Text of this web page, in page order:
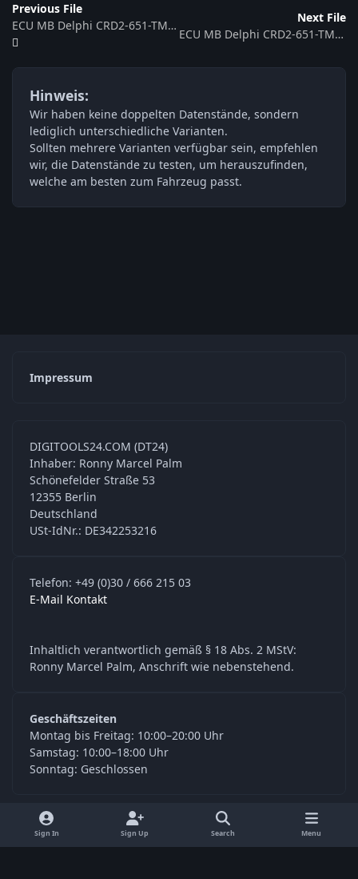
Previous File
ECU MB Delphi CRD2-651-TMAB6D1-639M-100KW-4CSLVNTMY11-EU5OP-EF-DS05-00_ME122501 6519029800
Next File
ECU MB Delphi CRD2-651-TMAB6D1-639A-100KW-4CSLVNT-MY10-E5OP-EF-DS05-00-ME122501 6519020100
Hinweis:
Wir haben keine doppelten Datenstände, sondern
lediglich unterschiedliche Varianten.
Sollten mehrere Varianten verfügbar sein, empfehlen
wir, die Datenstände zu testen, um herauszufinden,
welche am besten zum Fahrzeug passt.
Impressum
DIGITOOLS24.COM (DT24)
Inhaber: Ronny Marcel Palm
Schönefelder Straße 53
12355 Berlin
Deutschland
USt-IdNr.: DE342253216
Telefon: +49 (0)30 / 666 215 03
E-Mail Kontakt
Inhaltlich verantwortlich gemäß § 18 Abs. 2 MStV:
Ronny Marcel Palm, Anschrift wie nebenstehend.
Geschäftszeiten
Montag bis Freitag: 10:00–20:00 Uhr
Samstag: 10:00–18:00 Uhr
Sonntag: Geschlossen
o
f
a
Sign In Sign Up Search Menu